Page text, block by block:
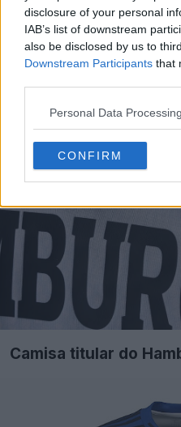
disclosure of your personal
IAB’s list of downstream
also be disclosed by us to
Downstream Participants that
Personal Data
CONFIRM
Camisa titular do